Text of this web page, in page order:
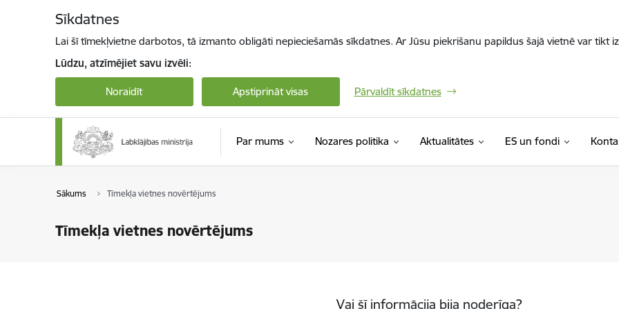
Sīkdatnes
Lai šī tīmekļvietne darbotos, tā izmanto obligāti nepieciešamās sīkdatnes. Ar Jūsu piekrišanu papildus šajā vietnē var tikt
Lūdzu, atzīmējiet savu izvēli:
Noraidīt Apstiprināt visas Pārvaldīt sīkdatnes
Par mums Nozares politika Aktualitātes ES un fondi
Sākums Tīmekļa vietnes novērtējums
Tīmekļa vietnes novērtējums
Vai šī informācija bija noderīga?